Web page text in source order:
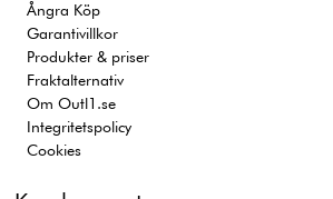
Ångra Köp
Garantivillkor
Produkter & priser
Fraktalternativ
Om Outl1.se
Integritetspolicy
Cookies